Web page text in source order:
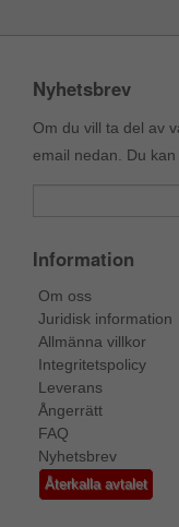
Nyhetsbrev
Om du vill ta del av
email nedan. Du
Information
Om oss
Juridisk information
Allmänna villkor
Integritetspolicy
Leverans
Ångerrätt
FAQ
Nyhetsbrev
Återkalla avtalet